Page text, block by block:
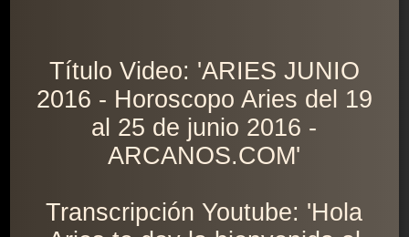
Título Video: 'ARIES JUNIO
2016 - Horoscopo Aries del 19
al 25 de junio 2016 -
ARCANOS.COM'
Transcripción Youtube: 'Hola